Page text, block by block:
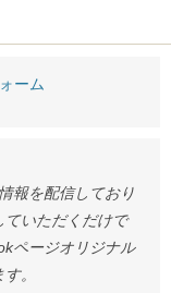
ーム
報を配信しており
ていただくだけで
ページオリジナル
。